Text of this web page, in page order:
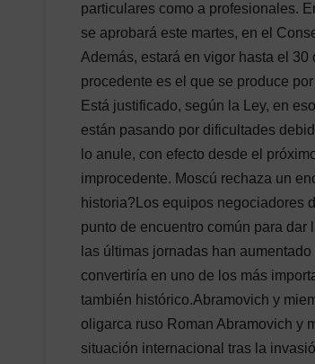
particulares como a profesionales.
se aprobará este martes, en el
Además, estará en vigor hasta el
procedente es el que se produce
Está justificado, según la Ley, en
están pasando por dificultades
lo anule, con efecto desde el
improcedente. Moscú rechaza un
historia?Los equipos negociadores
punto de encuentro común para
las últimas jornadas han
convertiría en uno de los más
también histórico.Abramovich y
oligarca ruso Roman Abramovich y
situación internacional tras la